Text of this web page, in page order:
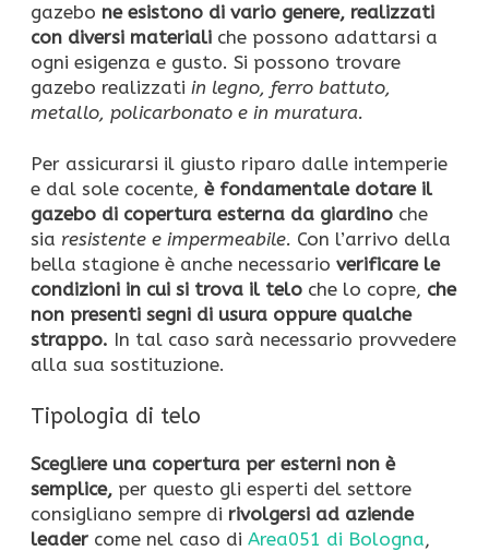
gazebo ne esistono di vario genere, realizzati
con diversi materiali che possono adattarsi a
ogni esigenza e gusto. Si possono trovare
gazebo realizzati in legno, ferro battuto,
metallo, policarbonato e in muratura.
Per assicurarsi il giusto riparo dalle intemperie
e dal sole cocente, è fondamentale dotare il
gazebo di copertura esterna da giardino che
sia resistente e impermeabile. Con l’arrivo della
bella stagione è anche necessario verificare le
condizioni in cui si trova il telo che lo copre, che
non presenti segni di usura oppure qualche
strappo. In tal caso sarà necessario provvedere
alla sua sostituzione.
Tipologia di telo
Scegliere una copertura per esterni non è
semplice, per questo gli esperti del settore
consigliano sempre di rivolgersi ad aziende
leader come nel caso di Area051 di Bologna,